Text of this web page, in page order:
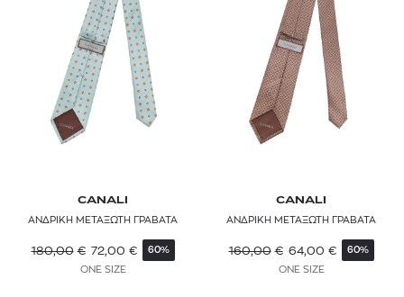
CANALI
ΑΝΔΡΙΚΗ ΜΕΤΑΞΩΤΗ ΓΡΑΒΑΤΑ
180,00 € 72,00 € 60%
ONE SIZE
CANALI
ΑΝΔΡΙΚΗ ΜΕΤΑΞΩΤΗ ΓΡΑΒΑΤΑ
160,00 € 64,00 € 60%
ONE SIZE